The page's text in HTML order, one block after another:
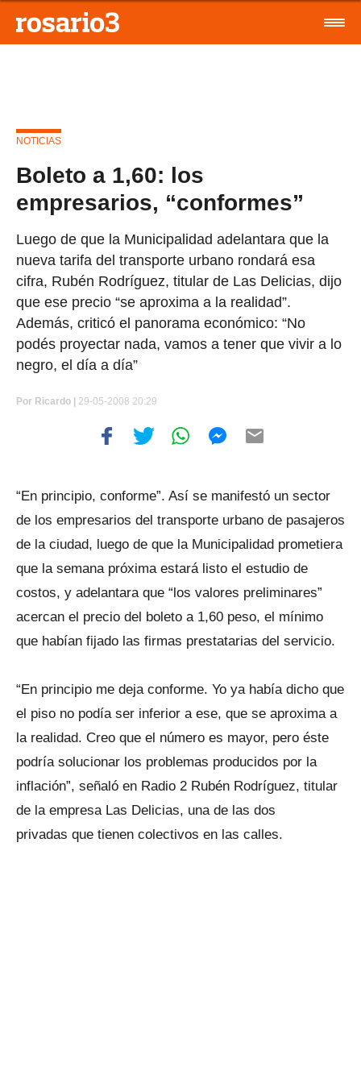
NOTICIAS
Boleto a 1,60: los
empresarios, “conformes”
Luego de que la Municipalidad adelantara que la
nueva tarifa del transporte urbano rondará esa
cifra, Rubén Rodríguez, titular de Las Delicias, dijo
que ese precio “se aproxima a la realidad”.
Además, criticó el panorama económico: “No
podés proyectar nada, vamos a tener que vivir a lo
negro, el día a día”
Por Ricardo | 29-05-2008 20:29
“En principio, conforme”. Así se manifestó un sector
de los empresarios del transporte urbano de pasajeros
de la ciudad, luego de que la Municipalidad prometiera
que la semana próxima estará listo el estudio de
costos, y adelantara que “los valores preliminares”
acercan el precio del boleto a 1,60 peso, el mínimo
que habían fijado las firmas prestatarias del servicio.
“En principio me deja conforme. Yo ya había dicho que
el piso no podía ser inferior a ese, que se aproxima a
la realidad. Creo que el número es mayor, pero éste
podría solucionar los problemas producidos por la
inflación”, señaló en Radio 2 Rubén Rodríguez, titular
de la empresa Las Delicias, una de las dos
privadas que tienen colectivos en las calles.